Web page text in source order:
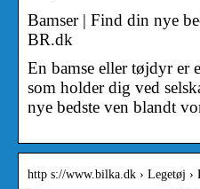
Bamser | Find din nye
BR.dk
En bamse eller tøjdyr er
som holder dig ved
nye bedste ven blandt
http s://www.bilka.dk › Legetøj ›